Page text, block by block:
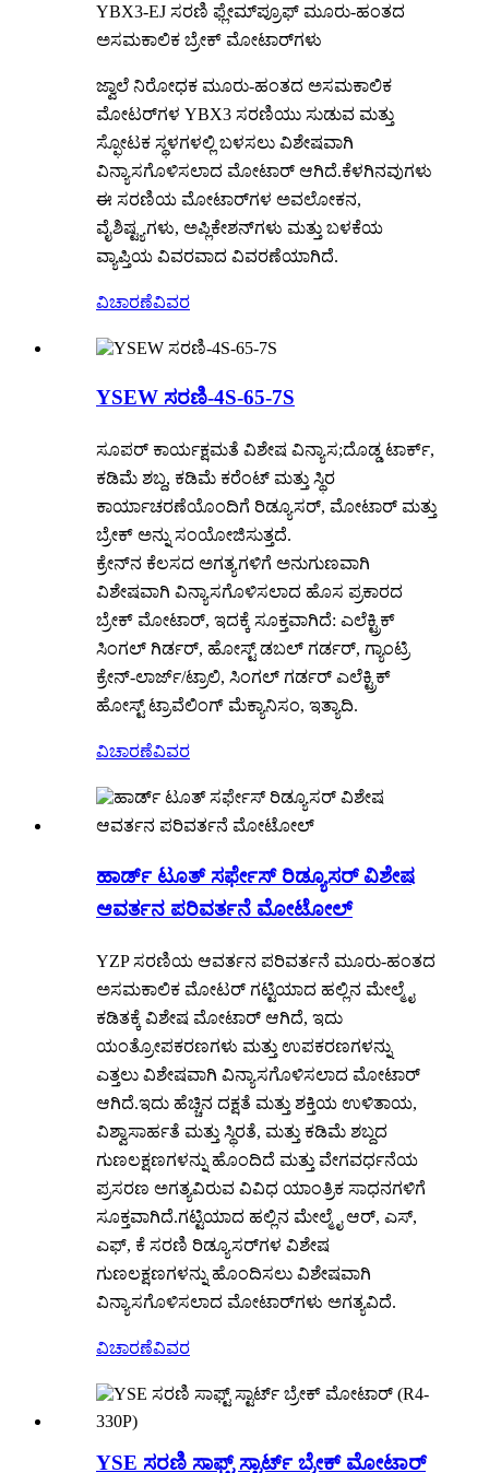
YBX3-EJ ಸರಣಿ ಫ್ಲೇಮ್‌ಪ್ರೂಫ್ ಮೂರು-ಹಂತದ
ಅಸಮಕಾಲಿಕ ಬ್ರೇಕ್ ಮೋಟಾರ್‌ಗಳು
ಜ್ವಾಲೆ ನಿರೋಧಕ ಮೂರು-ಹಂತದ ಅಸಮಕಾಲಿಕ
ಮೋಟರ್‌ಗಳ YBX3 ಸರಣಿಯು ಸುಡುವ ಮತ್ತು
ಸ್ಫೋಟಕ ಸ್ಥಳಗಳಲ್ಲಿ ಬಳಸಲು ವಿಶೇಷವಾಗಿ
ವಿನ್ಯಾಸಗೊಳಿಸಲಾದ ಮೋಟಾರ್ ಆಗಿದೆ.ಕೆಳಗಿನವುಗಳು
ಈ ಸರಣಿಯ ಮೋಟಾರ್‌ಗಳ ಅವಲೋಕನ,
ವೈಶಿಷ್ಟ್ಯಗಳು, ಅಪ್ಲಿಕೇಶನ್‌ಗಳು ಮತ್ತು ಬಳಕೆಯ
ವ್ಯಾಪ್ತಿಯ ವಿವರವಾದ ವಿವರಣೆಯಾಗಿದೆ.
ವಿಚಾರಣೆವಿವರ
YSEW ಸರಣಿ-4S-65-7S
ಸೂಪರ್ ಕಾರ್ಯಕ್ಷಮತೆ ವಿಶೇಷ ವಿನ್ಯಾಸ;ದೊಡ್ಡ ಟಾರ್ಕ್,
ಕಡಿಮೆ ಶಬ್ದ, ಕಡಿಮೆ ಕರೆಂಟ್ ಮತ್ತು ಸ್ಥಿರ
ಕಾರ್ಯಾಚರಣೆಯೊಂದಿಗೆ ರಿಡ್ಯೂಸರ್, ಮೋಟಾರ್ ಮತ್ತು
ಬ್ರೇಕ್ ಅನ್ನು ಸಂಯೋಜಿಸುತ್ತದೆ.
ಕ್ರೇನ್‌ನ ಕೆಲಸದ ಅಗತ್ಯಗಳಿಗೆ ಅನುಗುಣವಾಗಿ
ವಿಶೇಷವಾಗಿ ವಿನ್ಯಾಸಗೊಳಿಸಲಾದ ಹೊಸ ಪ್ರಕಾರದ
ಬ್ರೇಕ್ ಮೋಟಾರ್, ಇದಕ್ಕೆ ಸೂಕ್ತವಾಗಿದೆ: ಎಲೆಕ್ಟ್ರಿಕ್
ಸಿಂಗಲ್ ಗಿರ್ಡರ್, ಹೋಸ್ಟ್ ಡಬಲ್ ಗರ್ಡರ್, ಗ್ಯಾಂಟ್ರಿ
ಕ್ರೇನ್-ಲಾರ್ಜ್/ಟ್ರಾಲಿ, ಸಿಂಗಲ್ ಗರ್ಡರ್ ಎಲೆಕ್ಟ್ರಿಕ್
ಹೋಸ್ಟ್ ಟ್ರಾವೆಲಿಂಗ್ ಮೆಕ್ಯಾನಿಸಂ, ಇತ್ಯಾದಿ.
ವಿಚಾರಣೆವಿವರ
ಹಾರ್ಡ್ ಟೂತ್ ಸರ್ಫೇಸ್ ರಿಡ್ಯೂಸರ್ ವಿಶೇಷ
ಆವರ್ತನ ಪರಿವರ್ತನೆ ಮೋಟೋಲ್
YZP ಸರಣಿಯ ಆವರ್ತನ ಪರಿವರ್ತನೆ ಮೂರು-ಹಂತದ
ಅಸಮಕಾಲಿಕ ಮೋಟರ್ ಗಟ್ಟಿಯಾದ ಹಲ್ಲಿನ ಮೇಲ್ಮೈ
ಕಡಿತಕ್ಕೆ ವಿಶೇಷ ಮೋಟಾರ್ ಆಗಿದೆ, ಇದು
ಯಂತ್ರೋಪಕರಣಗಳು ಮತ್ತು ಉಪಕರಣಗಳನ್ನು
ಎತ್ತಲು ವಿಶೇಷವಾಗಿ ವಿನ್ಯಾಸಗೊಳಿಸಲಾದ ಮೋಟಾರ್
ಆಗಿದೆ.ಇದು ಹೆಚ್ಚಿನ ದಕ್ಷತೆ ಮತ್ತು ಶಕ್ತಿಯ ಉಳಿತಾಯ,
ವಿಶ್ವಾಸಾರ್ಹತೆ ಮತ್ತು ಸ್ಥಿರತೆ, ಮತ್ತು ಕಡಿಮೆ ಶಬ್ದದ
ಗುಣಲಕ್ಷಣಗಳನ್ನು ಹೊಂದಿದೆ ಮತ್ತು ವೇಗವರ್ಧನೆಯ
ಪ್ರಸರಣ ಅಗತ್ಯವಿರುವ ವಿವಿಧ ಯಾಂತ್ರಿಕ ಸಾಧನಗಳಿಗೆ
ಸೂಕ್ತವಾಗಿದೆ.ಗಟ್ಟಿಯಾದ ಹಲ್ಲಿನ ಮೇಲ್ಮೈ ಆರ್, ಎಸ್,
ಎಫ್, ಕೆ ಸರಣಿ ರಿಡ್ಯೂಸರ್‌ಗಳ ವಿಶೇಷ
ಗುಣಲಕ್ಷಣಗಳನ್ನು ಹೊಂದಿಸಲು ವಿಶೇಷವಾಗಿ
ವಿನ್ಯಾಸಗೊಳಿಸಲಾದ ಮೋಟಾರ್‌ಗಳು ಅಗತ್ಯವಿದೆ.
ವಿಚಾರಣೆವಿವರ
YSE ಸರಣಿ ಸಾಫ್ಟ್ ಸ್ಟಾರ್ಟ್ ಬ್ರೇಕ್ ಮೋಟಾರ್